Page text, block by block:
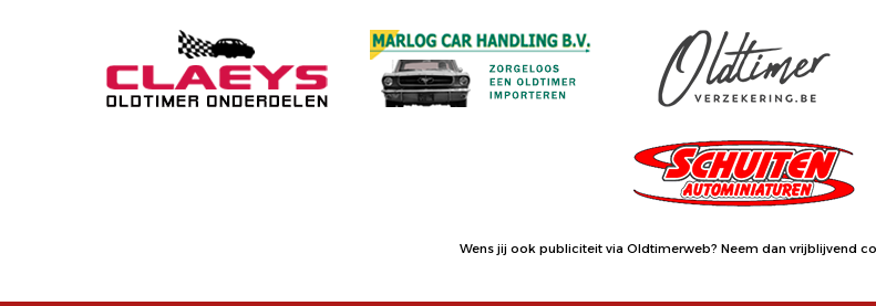
Wens jij ook publiciteit via Oldtimerweb? Neem dan vrijblijvend